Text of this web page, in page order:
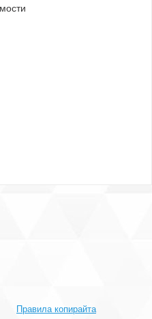
Правила копирайта